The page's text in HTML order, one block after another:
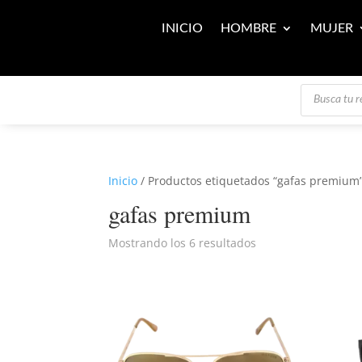
INICIO HOMBRE MUJER
Búsqueda
productos
Inicio / Productos etiquetados “gafas
gafas premium
Mostrando los 6 resultados